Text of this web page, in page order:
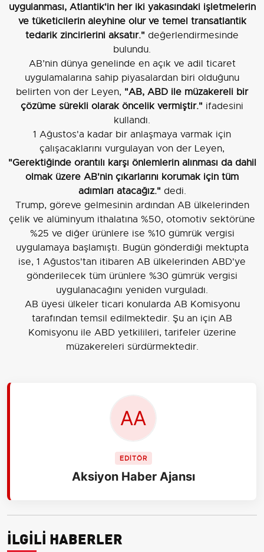
uygulanması, Atlantik'in her iki yakasındaki işletmelerin
ve tüketicilerin aleyhine olur ve temel transatlantik
tedarik zincirlerini aksatır." değerlendirmesinde
bulundu.
AB’nin dünya genelinde en açık ve adil ticaret
uygulamalarına sahip piyasalardan biri olduğunu
belirten von der Leyen, "AB, ABD ile müzakereli bir
çözüme sürekli olarak öncelik vermiştir." ifadesini
kullandı.
1 Ağustos'a kadar bir anlaşmaya varmak için
çalışacaklarını vurgulayan von der Leyen,
"Gerektiğinde orantılı karşı önlemlerin alınması da dahil
olmak üzere AB'nin çıkarlarını korumak için tüm
adımları atacağız."dedi.
Trump, göreve gelmesinin ardından AB ülkelerinden
çelik ve alüminyum ithalatına %50, otomotiv sektörüne
%25 ve diğer ürünlere ise %10 gümrük vergisi
uygulamaya başlamıştı. Bugün gönderdiği mektupta
ise, 1 Ağustos'tan itibaren AB ülkelerinden ABD'ye
gönderilecek tüm ürünlere %30 gümrük vergisi
uygulanacağını yeniden vurguladı.
AB üyesi ülkeler ticari konularda AB Komisyonu
tarafından temsil edilmektedir. Şu an için AB
Komisyonu ile ABD yetkilileri, tarifeler üzerine
müzakereleri sürdürmektedir.
EDİTÖR
Aksiyon Haber Ajansı
İLGİLİ HABERLER